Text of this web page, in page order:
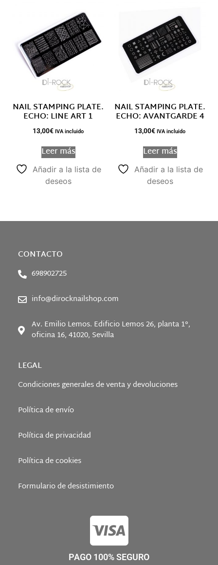
NAIL STAMPING PLATE.
ECHO: LINE ART 1
13,00€ IVA incluido
Leer más
Añadir a la lista de
deseos
NAIL STAMPING PLATE.
ECHO: AVANTGARDE 4
13,00€ IVA incluido
Leer más
Añadir a la lista de
deseos
CONTACTO
698902725
info@dirocknailshop.com
Av. Emilio Lemos. Edificio Lemos 26, planta 1°,
oficina 16, 41020, Sevilla
LEGAL
Condiciones generales de venta y devoluciones
Política de envío
Política de privacidad
Política de cookies
Formulario de desistimiento
PAGO 100% SEGURO